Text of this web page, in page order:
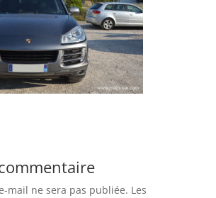
mail ne sera pas publiée. Les